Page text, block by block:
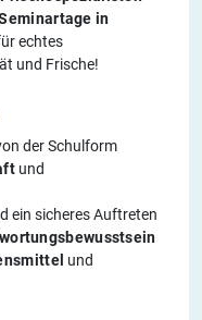
in
echtes
und Frische!
der Schulform
und
ein sicheres Auftreten
und